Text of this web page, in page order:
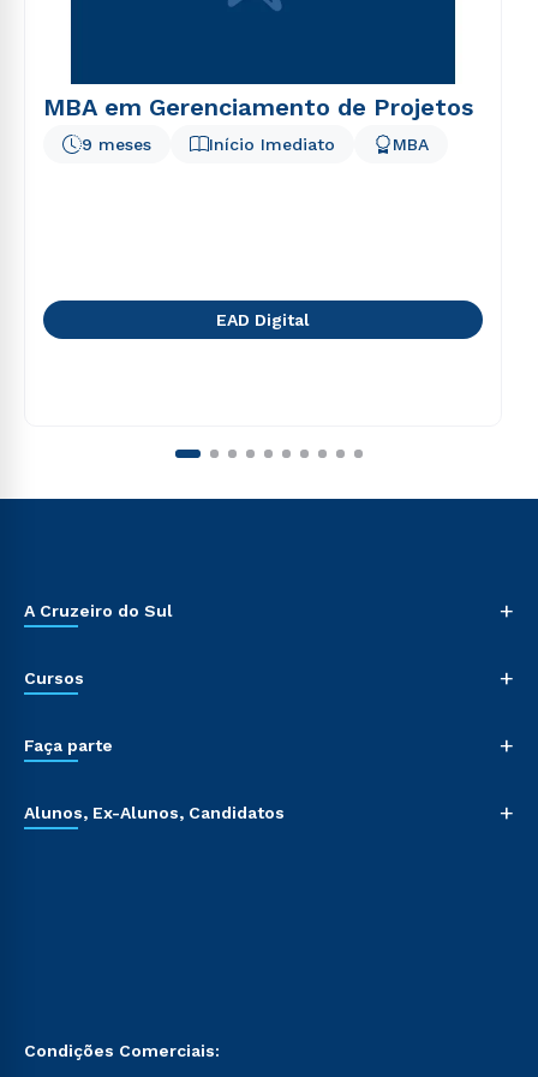
MBA em Gerenciamento de Projetos
Início Imediato
9 meses MBA
EAD Digital
A Cruzeiro do Sul +
Cursos +
Faça parte +
Alunos, Ex-Alunos, Candidatos +
Condições Comerciais: